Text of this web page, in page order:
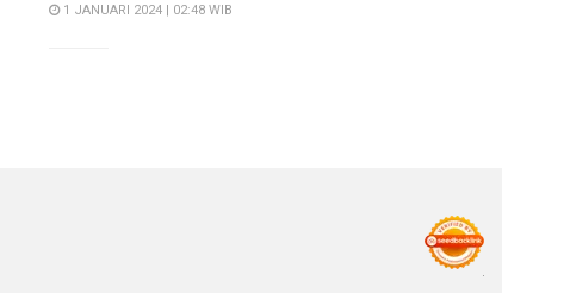
1 JANUARI 2024 | 02:48 WIB